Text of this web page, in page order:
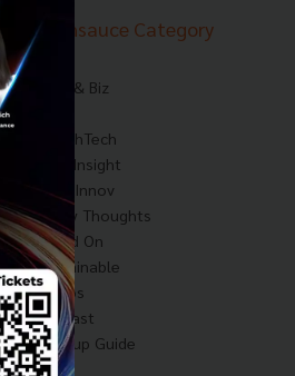
Techsauce Category
Tech & Biz
HealthTech
Exec Insight
Corp Innov
Saucy Thoughts
Based On
Sustainable
Videos
Podcast
Startup Guide